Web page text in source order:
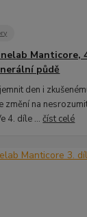
Manticore,
půdě
den i
změní na
4. díle ...číst celé